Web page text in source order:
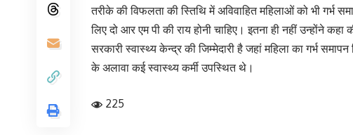
तरीके की विफलता की स्तिथि में अविवाहित महिलाओं को भी गर्भ
लिए दो आर एम पी की राय होनी चाहिए। इतना ही नहीं उन्होंने
सरकारी स्वास्थ्य केन्द्र की जिम्मेदारी है जहां महिला का गर्भ
के अलावा कई स्वास्थ्य कर्मी उपस्थित थे।
225